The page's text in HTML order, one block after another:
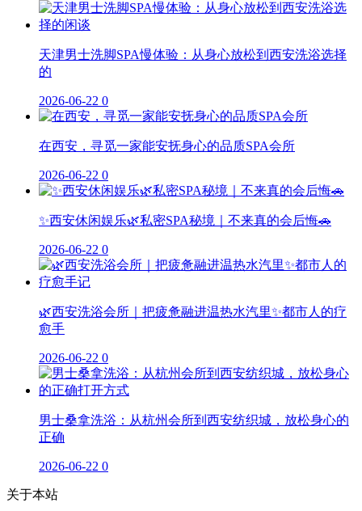
天津男士洗脚SPA慢体验：从身心放松到西安洗浴选择
的
2026-06-22 0
在西安，寻觅一家能安抚身心的品质SPA会所
2026-06-22 0
✨西安休闲娱乐🌿私密SPA秘境｜不来真的会后悔🚗
2026-06-22 0
🌿西安洗浴会所｜把疲惫融进温热水汽里✨都市人的疗
愈手
2026-06-22 0
男士桑拿洗浴：从杭州会所到西安纺织城，放松身心的
正确
2026-06-22 0
关于本站